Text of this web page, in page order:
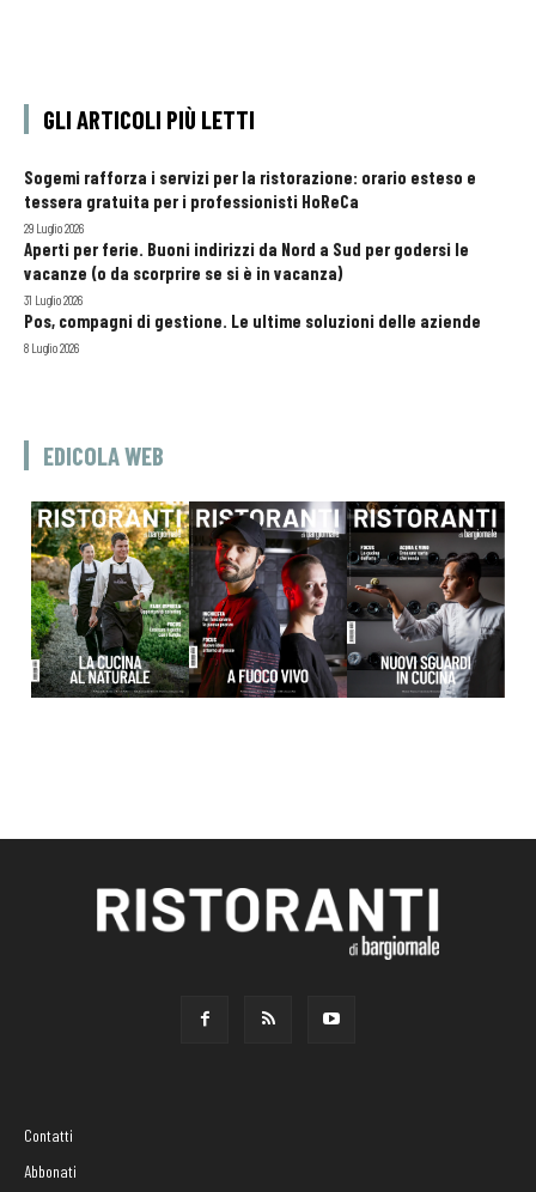
GLI ARTICOLI PIÙ LETTI
Sogemi rafforza i servizi per la ristorazione: orario esteso e
tessera gratuita per i professionisti HoReCa
29 Luglio 2026
Aperti per ferie. Buoni indirizzi da Nord a Sud per godersi le
vacanze (o da scorprire se si è in vacanza)
31 Luglio 2026
Pos, compagni di gestione. Le ultime soluzioni delle aziende
8 Luglio 2026
EDICOLA WEB
Contatti
Abbonati